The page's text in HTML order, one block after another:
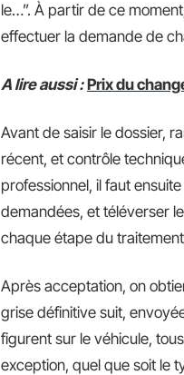
le…”. À partir de ce
effectuer la demande de
A lire aussi : Prix du
Avant de saisir le dossier,
récent, et contrôle
professionnel, il faut
demandées, et téléverser
chaque étape du
Après acceptation, on
grise définitive suit,
figurent sur le véhicule,
exception, quel que soit le